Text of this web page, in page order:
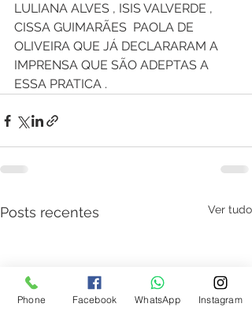
LULIANA ALVES , ISIS VALVERDE ,
CISSA GUIMARÃES  PAOLA DE
OLIVEIRA QUE JÁ DECLARARAM A
IMPRENSA QUE SÃO ADEPTAS A
ESSA PRATICA .
Posts recentes Ver tudo
Phone Facebook WhatsApp Instagram